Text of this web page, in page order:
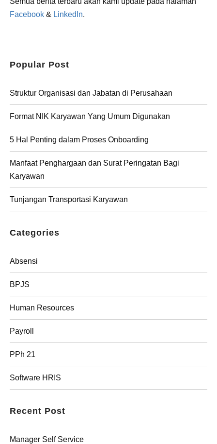
Facebook & LinkedIn.
Popular Post
Struktur Organisasi dan Jabatan di Perusahaan
Format NIK Karyawan Yang Umum Digunakan
5 Hal Penting dalam Proses Onboarding
Manfaat Penghargaan dan Surat Peringatan Bagi
Karyawan
Tunjangan Transportasi Karyawan
Categories
Absensi
BPJS
Human Resources
Payroll
PPh 21
Software HRIS
Recent Post
Manager Self Service